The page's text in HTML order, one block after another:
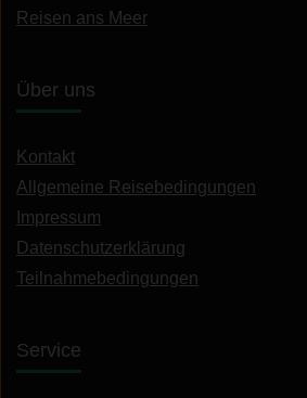
Reisen ans Meer
Über uns
Kontakt
Allgemeine Reisebedingungen
Impressum
Datenschutzerklärung
Teilnahmebedingungen
Service